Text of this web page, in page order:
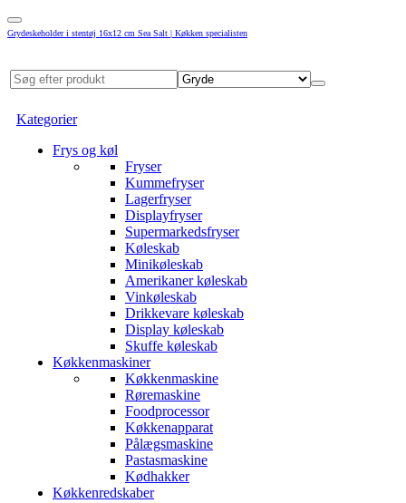
Grydeskeholder i stentøj 16x12 cm Sea Salt | Køkken specialisten
Kategorier
Frys og køl
Fryser
Kummefryser
Lagerfryser
Displayfryser
Supermarkedsfryser
Køleskab
Minikøleskab
Amerikaner køleskab
Vinkøleskab
Drikkevare køleskab
Display køleskab
Skuffe køleskab
Køkkenmaskiner
Køkkenmaskine
Røremaskine
Foodprocessor
Køkkenapparat
Pålægsmaskine
Pastasmaskine
Kødhakker
Køkkenredskaber